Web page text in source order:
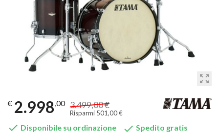
zoom_out_map
€ 2.998,00 3.499,00 €
Risparmi 501,00 €
 Disponibile su ordinazione  Spedito gratis